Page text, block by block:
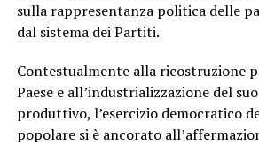
sulla rappresentanza politica delle
dal sistema dei Partiti.
Contestualmente alla ricostruzione
Paese e all’industrializzazione del
produttivo, l’esercizio democratico
popolare si è ancorato